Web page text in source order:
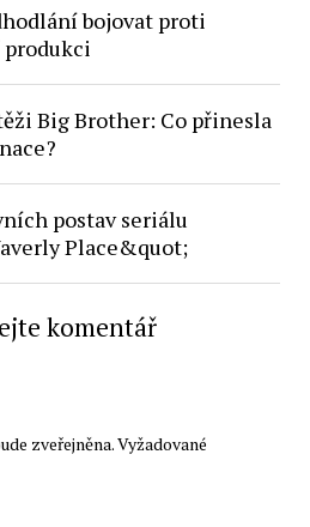
bojovat proti
Big Brother: Co přinesla
postav seriálu
Place&quot;
komentář
zveřejněna.Vyžadované